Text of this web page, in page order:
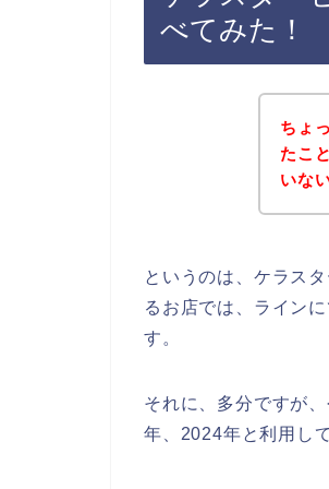
べてみた！
ちょ
たこ
いな
というのは、ケラス
るお店では、ライン
す。
それに、多分ですが
年、2024年と利用し